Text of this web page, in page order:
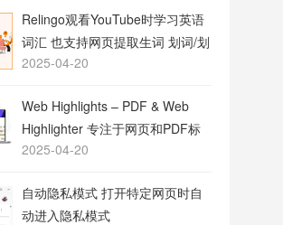
Relingo观看YouTube时学习英语
词汇 也支持网页提取生词 划词/划
句翻译
2025-04-20
Web Highlights – PDF & Web
Highlighter 专注于网页和PDF标
注的工具
2025-04-20
自动隐私模式 打开特定网页时自
动进入隐私模式